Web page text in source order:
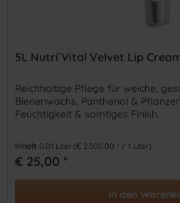
5L Nutri`Vital Velvet Lip
Reichhaltige Pflege für weiche,
Bienenwachs, Panthenol &
Feuchtigkeit & samtiges Finish.
Inhalt 0.01 Liter (€ 2.500,00 * / 1 Liter)
€ 25,00 *
In den